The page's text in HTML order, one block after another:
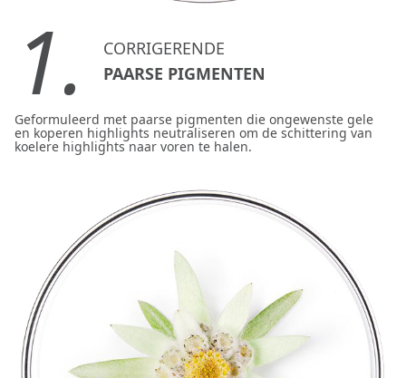
1.
CORRIGERENDE
PAARSE PIGMENTEN
Geformuleerd met paarse pigmenten die ongewenste gele
en koperen highlights neutraliseren om de schittering van
koelere highlights naar voren te halen.